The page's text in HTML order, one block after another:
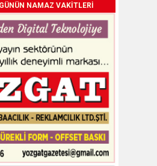
NAMAZ VAKİTLERİ